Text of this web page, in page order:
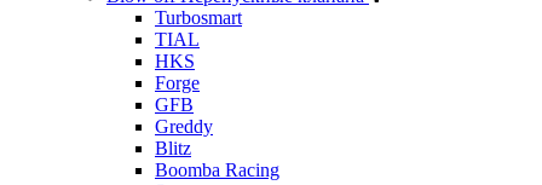
Turbosmart
TIAL
HKS
Forge
GFB
Greddy
Blitz
Boomba Racing